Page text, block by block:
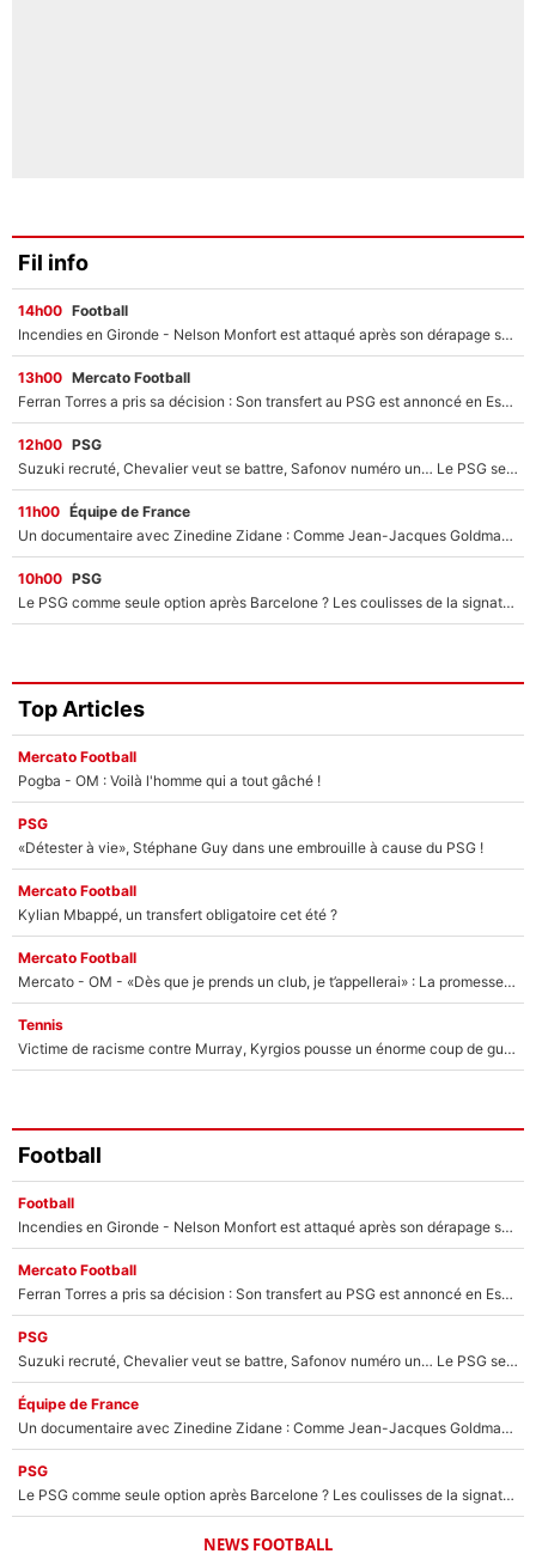
Fil info
14h00 Football
Incendies en Gironde - Nelson Monfort est attaqué après son dérapage sur CNews : «Et lui, il prend combien pour parler dans un studio climatisé?»
13h00 Mercato Football
Ferran Torres a pris sa décision : Son transfert au PSG est annoncé en Espagne !
12h00 PSG
Suzuki recruté, Chevalier veut se battre, Safonov numéro un… Le PSG se lance encore dans un gros chantier pour le poste de gardien de but
11h00 Équipe de France
Un documentaire avec Zinedine Zidane : Comme Jean-Jacques Goldman et Mylène Farmer, le nouveau sélectionneur de l'équipe de France a recalé une journaliste très connue
10h00 PSG
Le PSG comme seule option après Barcelone ? Les coulisses de la signature historique de Lionel Messi sont révélées au grand jour !
Top Articles
Mercato Football
Pogba - OM : Voilà l'homme qui a tout gâché !
PSG
«Détester à vie», Stéphane Guy dans une embrouille à cause du PSG !
Mercato Football
Kylian Mbappé, un transfert obligatoire cet été ?
Mercato Football
Mercato - OM - «Dès que je prends un club, je t’appellerai» : La promesse de Marcelino au moment de claquer la porte
Tennis
Victime de racisme contre Murray, Kyrgios pousse un énorme coup de gueule !
Football
Football
Incendies en Gironde - Nelson Monfort est attaqué après son dérapage sur CNews : «Et lui, il prend combien pour parler dans un studio climatisé?»
Mercato Football
Ferran Torres a pris sa décision : Son transfert au PSG est annoncé en Espagne !
PSG
Suzuki recruté, Chevalier veut se battre, Safonov numéro un… Le PSG se lance encore dans un gros chantier pour le poste de gardien de but
Équipe de France
Un documentaire avec Zinedine Zidane : Comme Jean-Jacques Goldman et Mylène Farmer, le nouveau sélectionneur de l'équipe de France a recalé une journaliste très connue
PSG
Le PSG comme seule option après Barcelone ? Les coulisses de la signature historique de Lionel Messi sont révélées au grand jour !
NEWS FOOTBALL